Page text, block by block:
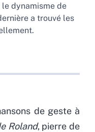
dynamisme de
a trouvé les
de geste à
Roland, pierre de